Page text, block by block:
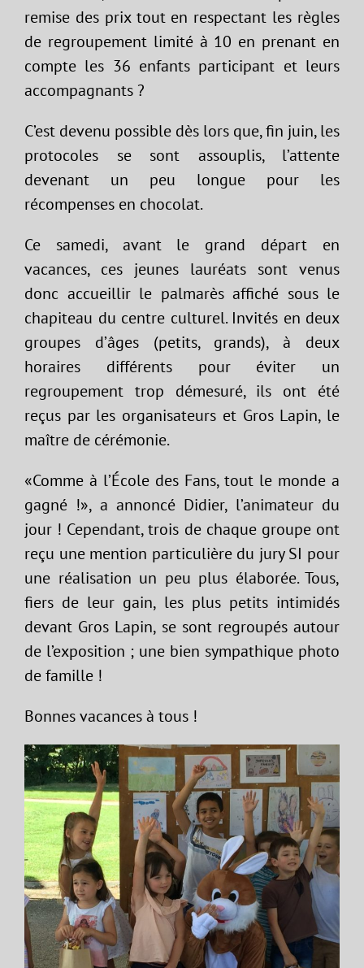
remise des prix tout en respectant les règles
de regroupement limité à 10 en prenant en
compte les 36 enfants participant et leurs
accompagnants ?
C’est devenu possible dès lors que, fin juin, les
protocoles se sont assouplis, l’attente
devenant un peu longue pour les
récompenses en chocolat.
Ce samedi, avant le grand départ en
vacances, ces jeunes lauréats sont venus
donc accueillir le palmarès affiché sous le
chapiteau du centre culturel. Invités en deux
groupes d’âges (petits, grands), à deux
horaires différents pour éviter un
regroupement trop démesuré, ils ont été
reçus par les organisateurs et Gros Lapin, le
maître de cérémonie.
«Comme à l’École des Fans, tout le monde a
gagné !», a annoncé Didier, l’animateur du
jour ! Cependant, trois de chaque groupe ont
reçu une mention particulière du jury SI pour
une réalisation un peu plus élaborée. Tous,
fiers de leur gain, les plus petits intimidés
devant Gros Lapin, se sont regroupés autour
de l’exposition ; une bien sympathique photo
de famille !
Bonnes vacances à tous !